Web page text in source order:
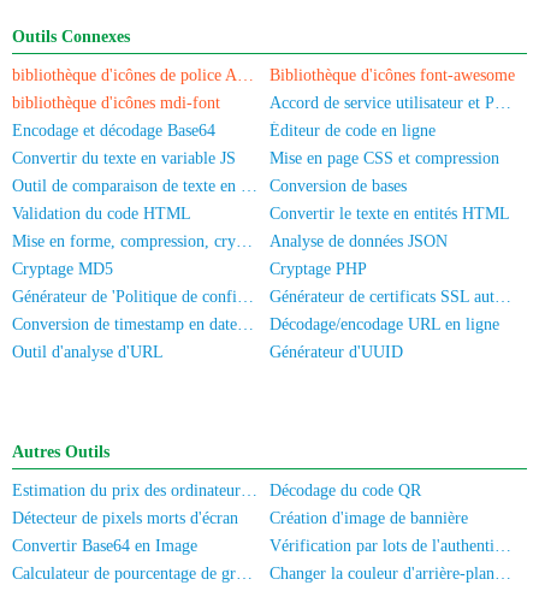
Outils Connexes
bibliothèque d'icônes de police Akar-Icons
Bibliothèque d'icônes font-awesome
bibliothèque d'icônes mdi-font
Accord de service utilisateur et Politique de confidentialité
Encodage et décodage Base64
Éditeur de code en ligne
Convertir du texte en variable JS
Mise en page CSS et compression
Outil de comparaison de texte en ligne
Conversion de bases
Validation du code HTML
Convertir le texte en entités HTML
Mise en forme, compression, cryptage/obscurcissement du code JS
Analyse de données JSON
Cryptage MD5
Cryptage PHP
Générateur de 'Politique de confidentialité' pour application
Générateur de certificats SSL auto-signés
Conversion de timestamp en date/heure
Décodage/encodage URL en ligne
Outil d'analyse d'URL
Générateur d'UUID
Autres Outils
Estimation du prix des ordinateurs/téléphones portables d'occasion
Décodage du code QR
Détecteur de pixels morts d'écran
Création d'image de bannière
Convertir Base64 en Image
Vérification par lots de l'authentification réelle des numéros de mobile/Carte d'identité
Calculateur de pourcentage de graisse corporelle
Changer la couleur d'arrière-plan de la photo